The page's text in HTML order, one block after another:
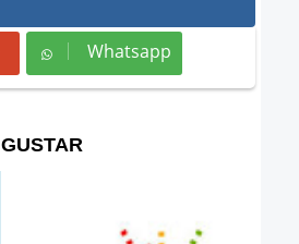
Whatsapp
Whatsapp